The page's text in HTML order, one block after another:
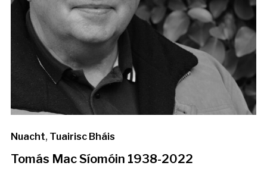
Nuacht, Tuairisc Bháis
Tomás Mac Síomóin 1938-2022